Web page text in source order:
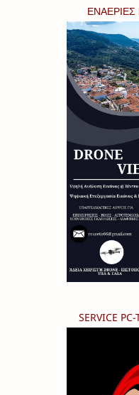
SERVICE